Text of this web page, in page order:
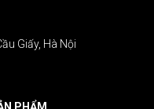
Giấy, Hà Nội